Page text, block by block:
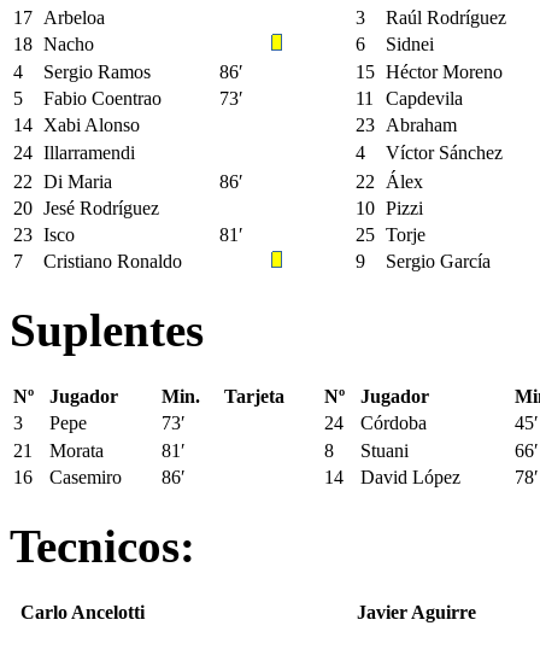
17 Arbeloa 3
Raúl Rodríguez
18 Nacho 6
Sidnei
4
Sergio Ramos 86′ 15 Héctor Moreno
5
Fabio Coentrao 73′ 11
Capdevila
14 Xabi Alonso 23 Abraham
24 Illarramendi 4
Víctor Sánchez
22 Di Maria 86′ 22
Álex
20 Jesé Rodríguez 10 Pizzi
23 Isco 81′ 25 Torje
7
Cristiano Ronaldo 9 Sergio García
Suplentes
Nº Jugador Min. Tarjeta Nº Jugador
3
Pepe 73′ 24 Córdoba
45′
21
Morata 81′ 8 Stuani
66′
16
Casemiro 86′ 14 David López 78′
Tecnicos:
Carlo Ancelotti Javier Aguirre